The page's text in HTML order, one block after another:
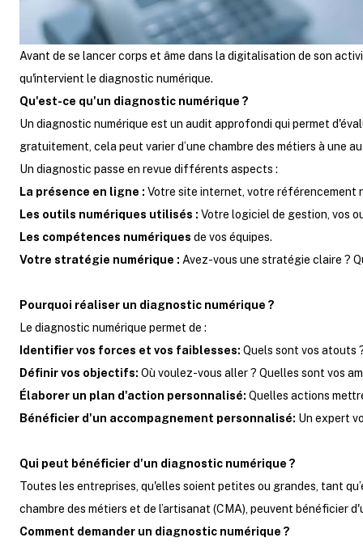
Avant de se lancer corps et âme dans la digitalisation de son
qu'intervient le diagnostic numérique.
Qu'est-ce qu'un diagnostic numérique ?
Un diagnostic numérique est un audit approfondi qui permet
gratuitement, cela peut varier d’une chambre des métiers à une
Un diagnostic passe en revue différents aspects :
La présence en ligne : Votre site internet, votre référencement
Les outils numériques utilisés : Votre logiciel de gestion, vos
Les compétences numériques de vos équipes.
Votre stratégie numérique : Avez-vous une stratégie claire ?
Pourquoi réaliser un diagnostic numérique ?
Le diagnostic numérique permet de :
Identifier vos forces et vos faiblesses: Quels sont vos atouts
Définir vos objectifs: Où voulez-vous aller ? Quelles sont vos
Élaborer un plan d'action personnalisé: Quelles actions
Bénéficier d'un accompagnement personnalisé: Un expert
Qui peut bénéficier d'un diagnostic numérique ?
Toutes les entreprises, qu'elles soient petites ou grandes, tant
chambre des métiers et de l’artisanat (CMA), peuvent bénéficier
Comment demander un diagnostic numérique ?